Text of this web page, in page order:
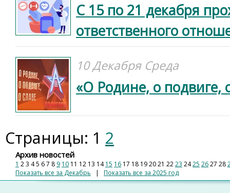
С 15 по 21 декабря
ответственного
10 Декабря Среда
«О Родине, о подвиге,
Страницы: 1 2
Архив новостей
1 23 45 67 8 9 10 11 12 13 14 15 16 17 18 192021 2223 2425 2627 28
Показать все за Декабрь | Показать все за 2025 год